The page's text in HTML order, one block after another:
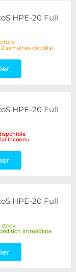
HPE-20 Full
2 semaines de délai
HPE-20 Full
inconnu
HPE-20 Full
stock
immédiate